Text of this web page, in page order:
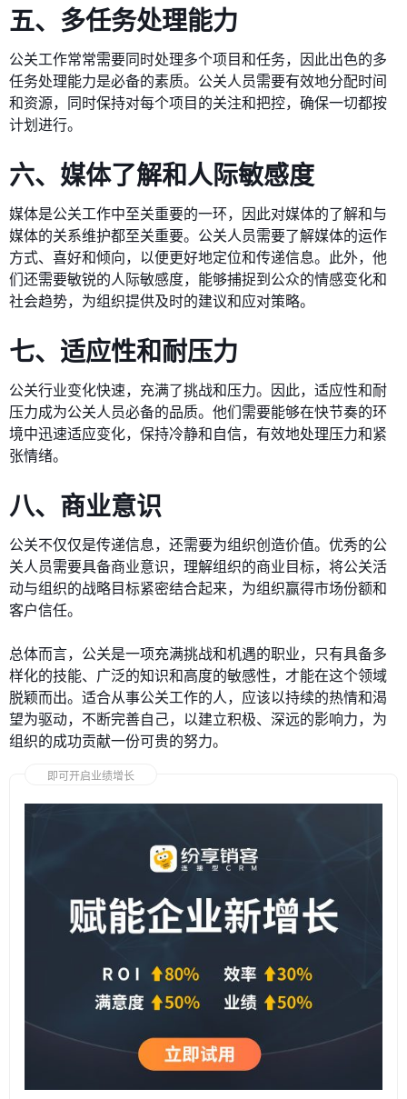
五、多任务处理能力
公关工作常常需要同时处理多个项目和任务，因此出色的多
任务处理能力是必备的素质。公关人员需要有效地分配时间
和资源，同时保持对每个项目的关注和把控，确保一切都按
计划进行。
六、媒体了解和人际敏感度
媒体是公关工作中至关重要的一环，因此对媒体的了解和与
媒体的关系维护都至关重要。公关人员需要了解媒体的运作
方式、喜好和倾向，以便更好地定位和传递信息。此外，他
们还需要敏锐的人际敏感度，能够捕捉到公众的情感变化和
社会趋势，为组织提供及时的建议和应对策略。
七、适应性和耐压力
公关行业变化快速，充满了挑战和压力。因此，适应性和耐
压力成为公关人员必备的品质。他们需要能够在快节奏的环
境中迅速适应变化，保持冷静和自信，有效地处理压力和紧
张情绪。
八、商业意识
公关不仅仅是传递信息，还需要为组织创造价值。优秀的公
关人员需要具备商业意识，理解组织的商业目标，将公关活
动与组织的战略目标紧密结合起来，为组织赢得市场份额和
客户信任。
总体而言，公关是一项充满挑战和机遇的职业，只有具备多
样化的技能、广泛的知识和高度的敏感性，才能在这个领域
脱颖而出。适合从事公关工作的人，应该以持续的热情和渴
望为驱动，不断完善自己，以建立积极、深远的影响力，为
组织的成功贡献一份可贵的努力。
即可开启业绩增长